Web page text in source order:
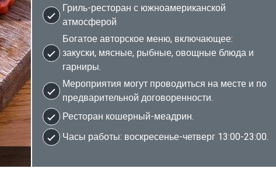
Гриль-ресторан с южноамериканской
атмосферой
Богатое авторское меню, включающее:
закуски, мясные, рыбные, овощные блюда и
гарниры.
Мероприятия могут проводиться на месте и по
предварительной договоренности.
Ресторан кошерный-меадрин.
Часы работы: воскресенье-четверг 13:00-23:00.